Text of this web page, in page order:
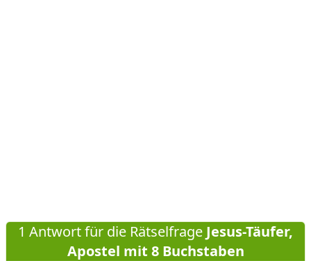
1 Antwort für die Rätselfrage Jesus-Täufer,
Apostel mit 8 Buchstaben